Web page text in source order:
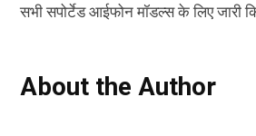
सभी सपोर्टेड आईफोन मॉडल्स के लिए जारी
About the Author